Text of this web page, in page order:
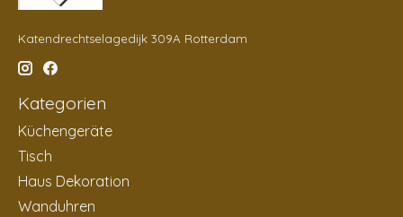
Katendrechtselagedijk 309A Rotterdam
Kategorien
Küchengeräte
Tisch
Haus Dekoration
Wanduhren